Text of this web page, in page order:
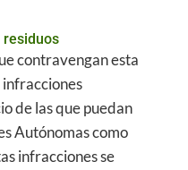
residuos
contravengan esta
de las que puedan
Autónomas como
infracciones se